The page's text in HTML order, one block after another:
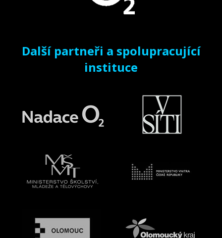
Další partneři a spolupracující
instituce